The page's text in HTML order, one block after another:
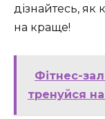
дізнайтесь, як
на краще!
Фітнес-
тренуйся